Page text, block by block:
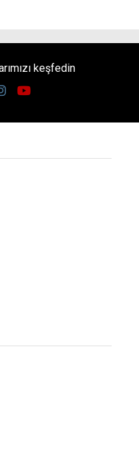
keşfedin